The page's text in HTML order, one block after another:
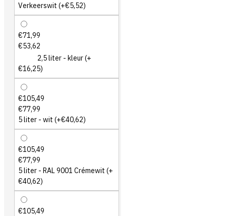
Verkeerswit (+€5,52)
€71,99
€53,62
2,5 liter - kleur(+
€16,25)
€105,49
€77,99
5 liter - wit (+€40,62)
€105,49
€77,99
5 liter - RAL 9001 Crémewit (+
€40,62)
€105,49